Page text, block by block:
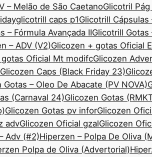
– Melão de São CaetanoGlicotril
glicotrill caps p1Glicotrill
– Fórmula Avançada IIGlicotrill
– ADV (V2)Glicozen + gotas Oficial
Oficial Mt modifcGlicozen
Glicozen Caps (Black Friday 23)
Gotas – Oleo De Abacate (PV NOVA)
(Carnaval 24)Glicozen Gotas
Glicozen Gotas pv inforGlicozen
advGlicozen Oficial gzalGlicozen
Adv (#2)Hiperzen – Polpa De Oliva
Polpa de Oliva (Advertorial)